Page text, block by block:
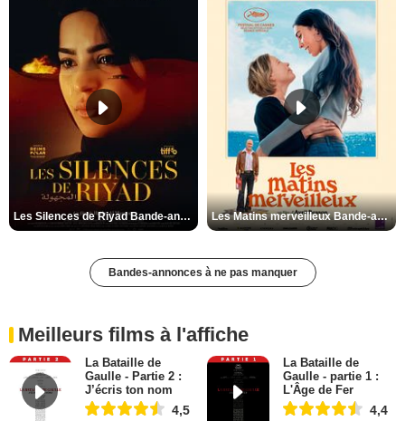
Les Silences de Riyad Bande-annonce VO STFR Les Matins merveilleux Bande-annonce VF
Bandes-annonces à ne pas manquer
Meilleurs films à l'affiche
La Bataille de
Gaulle - Partie 2 :
J’écris ton nom
4,5
La Bataille de
Gaulle - partie 1 :
L'Âge de Fer
4,4